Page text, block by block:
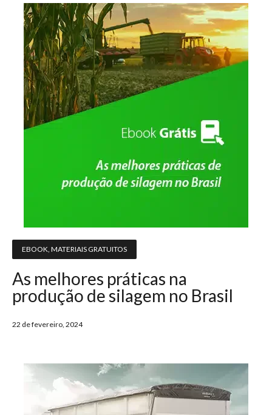
EBOOK, MATERIAIS GRATUITOS
As melhores práticas na
produção de silagem no Brasil
22 de fevereiro, 2024